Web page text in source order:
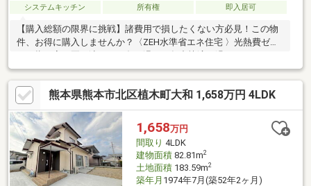
システムキッチン
所有権 即入居可
【購入総額の限界に挑戦】諸費用で損したくない方必見！この物
件、お得に購入しませんか？〈ZEH水準省エネ住宅 〉光熱費ゼロ
◎〈省令準耐火構造〉火災に強く、安心感とともに火災保険料も
大幅に抑えられます。〈複層ガラス〉断熱性＋防音。快適な生活
を守る窓ガラスです。結露も抑えてお掃除楽々♪【内覧ツアー】
熊本県全域の気になる物件を全て弊社でまとめてご内覧いただけ
ます水曜日や１８時以降、お仕事終わりの内覧も柔軟に対応！物
件選びからお引渡しまで『ハウスドゥ熊本桜町』が全力でサポー
トします
熊本県熊本市北区植木町大和 1,658万円 4LDK
1,658万円
間取り 4LDK
建物面積82.81m2
土地面積183.59m2
築年月 1974年7月(築52年2ヶ月)